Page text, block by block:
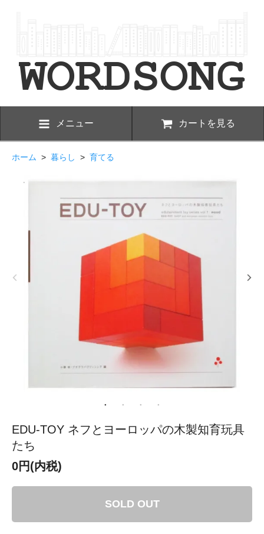
メニュー カートを見る
ホーム > 暮らし > 育てる
EDU‐TOY ネフとヨーロッパの木製知育玩具
たち
0円(内税)
SOLD OUT